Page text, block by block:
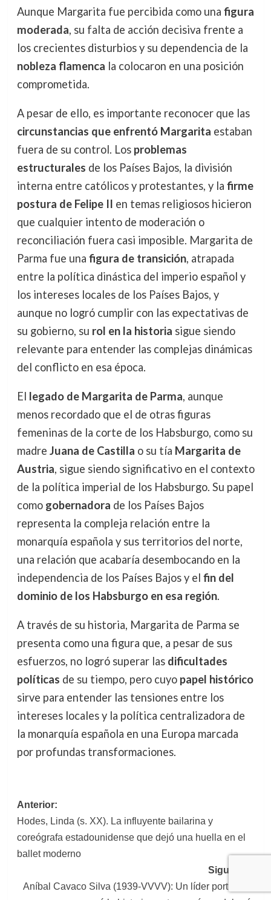
Aunque Margarita fue percibida como una figura
moderada, su falta de acción decisiva frente a
los crecientes disturbios y su dependencia de la
nobleza flamenca la colocaron en una posición
comprometida.
A pesar de ello, es importante reconocer que las
circunstancias que enfrentó Margarita estaban
fuera de su control. Los problemas
estructurales de los Países Bajos, la división
interna entre católicos y protestantes, y la firme
postura de Felipe II en temas religiosos hicieron
que cualquier intento de moderación o
reconciliación fuera casi imposible. Margarita de
Parma fue una figura de transición, atrapada
entre la política dinástica del imperio español y
los intereses locales de los Países Bajos, y
aunque no logró cumplir con las expectativas de
su gobierno, su rol en la historia sigue siendo
relevante para entender las complejas dinámicas
del conflicto en esa época.
El legado de Margarita de Parma, aunque
menos recordado que el de otras figuras
femeninas de la corte de los Habsburgo, como su
madre Juana de Castilla o su tía Margarita de
Austria, sigue siendo significativo en el contexto
de la política imperial de los Habsburgo. Su papel
como gobernadora de los Países Bajos
representa la compleja relación entre la
monarquía española y sus territorios del norte,
una relación que acabaría desembocando en la
independencia de los Países Bajos y el fin del
dominio de los Habsburgo en esa región.
A través de su historia, Margarita de Parma se
presenta como una figura que, a pesar de sus
esfuerzos, no logró superar las dificultades
políticas de su tiempo, pero cuyo papel histórico
sirve para entender las tensiones entre los
intereses locales y la política centralizadora de
la monarquía española en una Europa marcada
por profundas transformaciones.
Navegación
de
entradas
Anterior:
Hodes, Linda (s. XX). La influyente bailarina y
coreógrafa estadounidense que dejó una huella en el
ballet moderno
Siguiente:
Aníbal Cavaco Silva (1939-VVVV): Un líder portugués